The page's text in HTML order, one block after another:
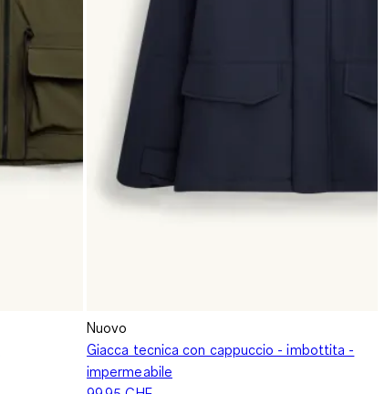
Nuovo
Giacca tecnica con cappuccio - imbottita -
impermeabile